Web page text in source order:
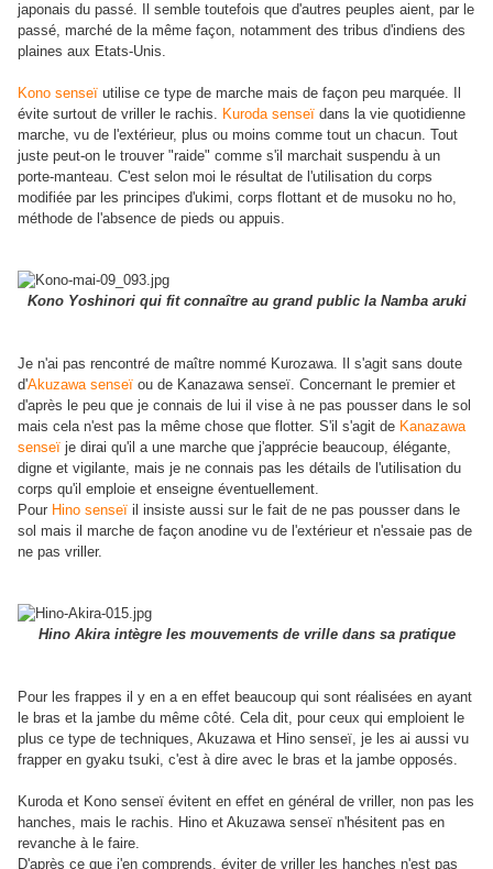
japonais du passé. Il semble toutefois que d'autres peuples aient, par le
passé, marché de la même façon, notamment des tribus d'indiens des
plaines aux Etats-Unis.
Kono senseï utilise ce type de marche mais de façon peu marquée. Il
évite surtout de vriller le rachis. Kuroda senseï dans la vie quotidienne
marche, vu de l'extérieur, plus ou moins comme tout un chacun. Tout
juste peut-on le trouver "raide" comme s'il marchait suspendu à un
porte-manteau. C'est selon moi le résultat de l'utilisation du corps
modifiée par les principes d'ukimi, corps flottant et de musoku no ho,
méthode de l'absence de pieds ou appuis.
Kono Yoshinori qui fit connaître au grand public la Namba aruki
Je n'ai pas rencontré de maître nommé Kurozawa. Il s'agit sans doute
d'Akuzawa senseï ou de Kanazawa senseï. Concernant le premier et
d'après le peu que je connais de lui il vise à ne pas pousser dans le sol
mais cela n'est pas la même chose que flotter. S'il s'agit de Kanazawa
senseï je dirai qu'il a une marche que j'apprécie beaucoup, élégante,
digne et vigilante, mais je ne connais pas les détails de l'utilisation du
corps qu'il emploie et enseigne éventuellement.
Pour Hino senseï il insiste aussi sur le fait de ne pas pousser dans le
sol mais il marche de façon anodine vu de l'extérieur et n'essaie pas de
ne pas vriller.
Hino Akira intègre les mouvements de vrille dans sa pratique
Pour les frappes il y en a en effet beaucoup qui sont réalisées en ayant
le bras et la jambe du même côté. Cela dit, pour ceux qui emploient le
plus ce type de techniques, Akuzawa et Hino senseï, je les ai aussi vu
frapper en gyaku tsuki, c'est à dire avec le bras et la jambe opposés.
Kuroda et Kono senseï évitent en effet en général de vriller, non pas les
hanches, mais le rachis. Hino et Akuzawa senseï n'hésitent pas en
revanche à le faire.
D'après ce que j'en comprends, éviter de vriller les hanches n'est pas